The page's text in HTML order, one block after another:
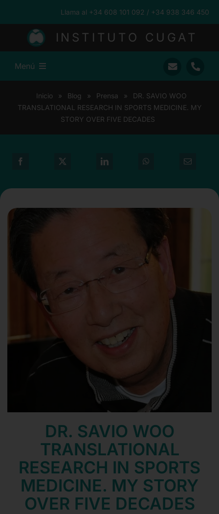
contenido
Llama al +34 608 101 092 / +34 938 346 450
INSTITUTO CUGAT
Menú
Ramón Cugat
Pacientes Internacionales
Inicio » Blog » Prensa »
DR. SAVIO WOO
TRANSLATIONAL RESEARCH IN SPORTS MEDICINE. MY
STORY OVER FIVE DECADES
DR. SAVIO WOO
TRANSLATIONAL
RESEARCH IN SPORTS
MEDICINE. MY STORY
OVER FIVE DECADES